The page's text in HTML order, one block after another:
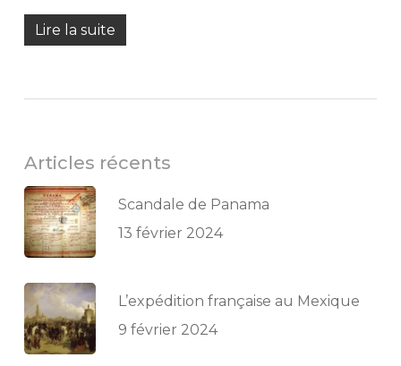
Lire la suite
Articles récents
Scandale de Panama
13 février 2024
L’expédition française au Mexique
9 février 2024